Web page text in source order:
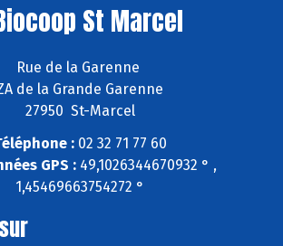
St Marcel
Rue de la Garenne
de la Grande Garenne
27950 St-Marcel
:02 32 71 77 60
GPS :49,1026344670932 ° ,
1,45469663754272 °